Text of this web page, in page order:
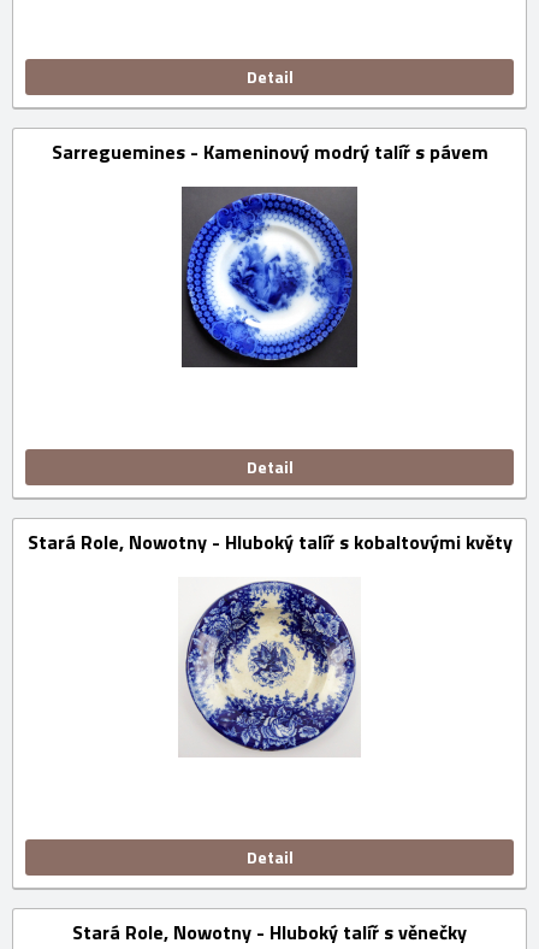
Detail
Sarreguemines - Kameninový modrý talíř s pávem
Detail
Stará Role, Nowotny - Hluboký talíř s kobaltovými květy
Detail
Stará Role, Nowotny - Hluboký talíř s věnečky